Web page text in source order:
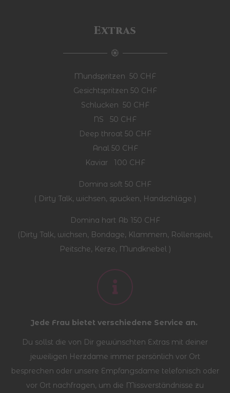
Extras
Mundspritzen 50 CHF
Gesichtspritzen 50 CHF
Schlucken 50 CHF
NS 50 CHF
Deep throat 50 CHF
Anal 50 CHF
Kaviar 100 CHF
Domina soft 50 CHF
( Dirty Talk, wichsen, spucken, Handschläge )
Domina hart Ab 150 CHF
(Dirty Talk, wichsen, Bondage, Klammern, Rollenspiel,
Peitsche, Kerze, Mundknebel )
Jede Frau bietet verschiedene Service an.
Du sollst die von Dir gewünschten Extras mit deiner
jeweiligen Herzdame immer persönlich vor Ort
besprechen oder unsere Empfangsdame telefonisch oder
vor Ort nachfragen, um die Missverständnisse zu